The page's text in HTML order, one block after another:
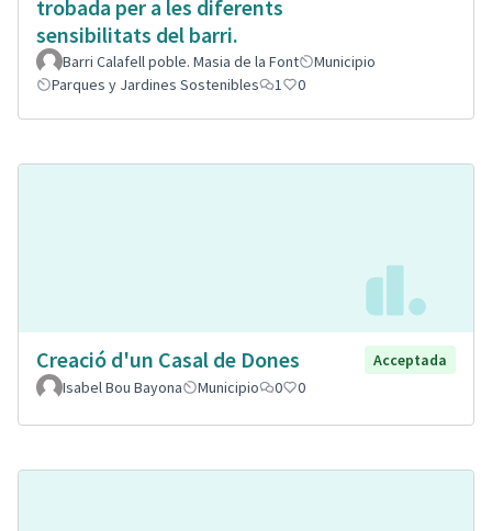
trobada per a les diferents
sensibilitats del barri.
Barri Calafell poble. Masia de la Font
Municipio
Parques y Jardines Sostenibles
1 0
Creació d'un Casal de Dones
Acceptada
Isabel Bou Bayona
Municipio 0 0